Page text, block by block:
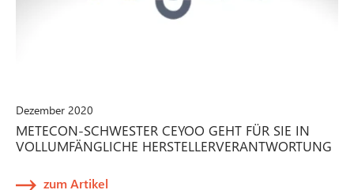
Dezember 2020
METECON-SCHWESTER CEYOO GEHT FÜR SIE IN
VOLLUMFÄNGLICHE HERSTELLERVERANTWORTUNG
zum Artikel